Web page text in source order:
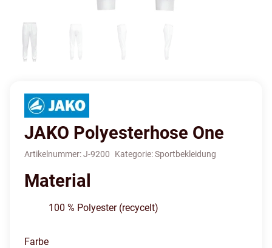
JAKO Polyesterhose One
Artikelnummer:J-9200 Kategorie:Sportbekleidung
Material
100 % Polyester (recycelt)
Farbe